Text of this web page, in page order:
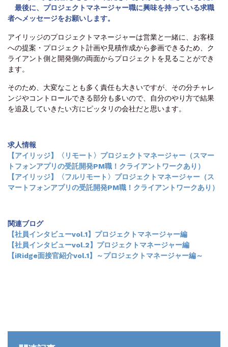
最後に、プロジェクトマネージャー職に興味を持っている求職
者へメッセージをお願いします。
アイリッジのプロジェクトマネージャーは営業と一緒に、お客様
への提案・プロジェクト計画や見積作成から参画できるため、ク
ライアント側と開発側の両面からプロジェクトを見ることができ
ます。
そのため、大変なことも多く責任も大きいですが、その分チャレ
ンジやコントロールできる部分も多いので、自分のやり方で結果
を追及していきたい方にピッタリの会社だと思います。
求人情報
【アイリッジ】〈リモート〉プロジェクトマネージャー（スマー
トフォンアプリの受託開発PM職！クライアントワークあり）
【アイリッジ】〈フルリモート〉プロジェクトマネージャー（ス
マートフォンアプリの受託開発PM職！クライアントワークあり）
関連ブログ
【社員インタビューvol.1】プロジェクトマネージャー編
【社員インタビューvol.2】プロジェクトマネージャー編
【iRidge面接官紹介vol.1】～プロジェクトマネージャー編～